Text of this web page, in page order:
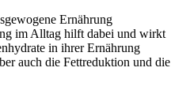
Ernährung
im Alltag hilft dabei und wirkt
in ihrer Ernährung
auch die Fettreduktion und die